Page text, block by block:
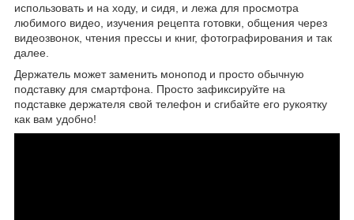
использовать и на ходу, и сидя, и лежа для просмотра
любимого видео, изучения рецепта готовки, общения через
видеозвонок, чтения прессы и книг, фотографирования и так
далее.
Держатель может заменить монопод и просто обычную
подставку для смартфона. Просто зафиксируйте на
подставке держателя свой телефон и сгибайте его рукоятку
как вам удобно!